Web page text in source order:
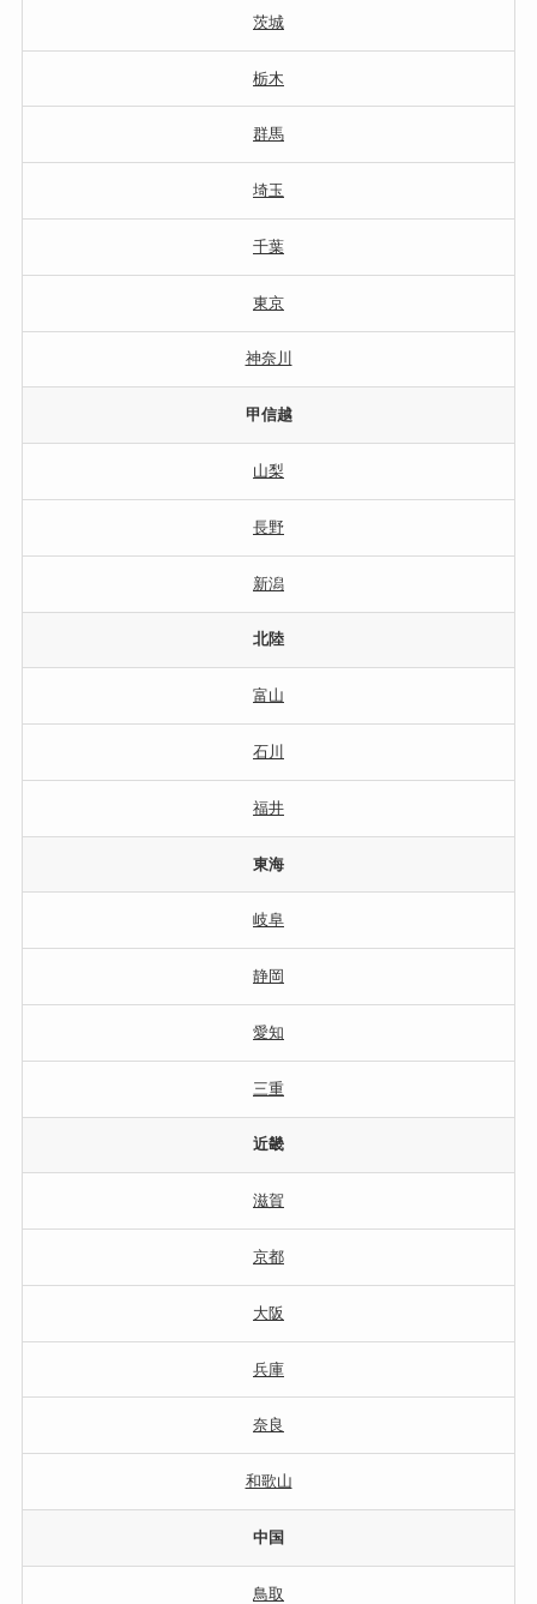
茨城
栃木
群馬
埼玉
千葉
東京
神奈川
甲信越
山梨
長野
新潟
北陸
富山
石川
福井
東海
岐阜
静岡
愛知
三重
近畿
滋賀
京都
大阪
兵庫
奈良
和歌山
中国
鳥取